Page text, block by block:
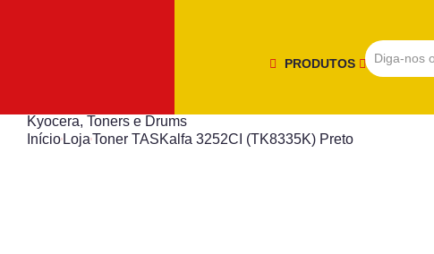
PRODUTOS
Kyocera, Toners e Drums
Início LojaToner TASKalfa 3252CI (TK8335K) Preto